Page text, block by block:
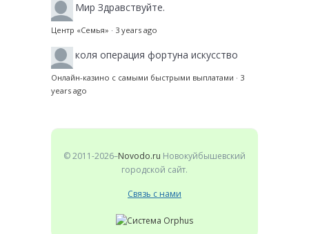
Мир Здравствуйте.
Центр «Семья» · 3 years ago
коля операция фортуна искусство
Онлайн-казино с самыми быстрыми выплатами · 3
years ago
© 2011-2026–Novodo.ru Новокуйбышевский
городской сайт.
Связь с нами